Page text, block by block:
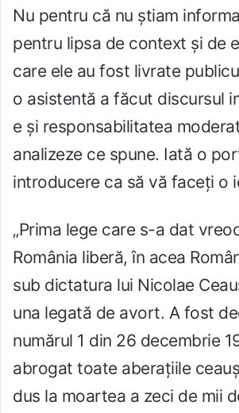
Nu pentru că nu știam
pentru lipsa de context și de
care ele au fost livrate
o asistentă a făcut discursul
e și responsabilitatea
analizeze ce spune. Iată o
introducere ca să vă faceți o
„Prima lege care s-a dat
România liberă, în acea
sub dictatura lui Nicolae
una legată de avort. A fost
numărul 1 din 26 decembrie
abrogat toate aberațiile
dus la moartea a zeci de mii